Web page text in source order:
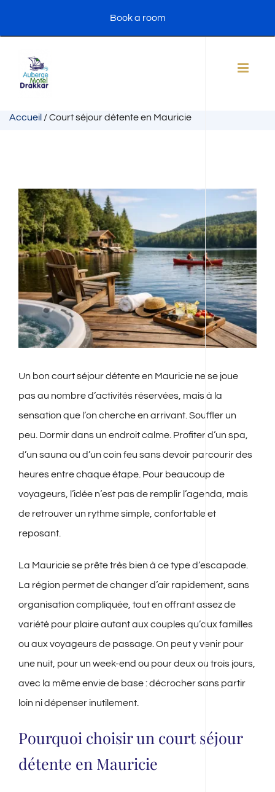
Accueil /Court séjour détente en Mauricie
Book a room
View
Larger
Image
Un bon court séjour détente en Mauricie ne se joue
pas au nombre d’activités réservées, mais à la
sensation que l’on cherche en arrivant. Souffler un
peu. Dormir dans un endroit calme. Profiter d’un spa,
d’un sauna ou d’un coin feu sans devoir parcourir des
heures entre chaque étape. Pour beaucoup de
voyageurs, l’idée n’est pas de remplir l’agenda, mais
de retrouver un rythme simple, confortable et
reposant.
La Mauricie se prête très bien à ce type d’escapade.
La région permet de changer d’air rapidement, sans
organisation compliquée, tout en offrant assez de
variété pour plaire autant aux couples qu’aux familles
ou aux voyageurs de passage. On peut y venir pour
une nuit, pour un week-end ou pour deux ou trois jours,
avec la même envie de base : décrocher sans partir
loin ni dépenser inutilement.
Pourquoi choisir un court séjour
détente en Mauricie